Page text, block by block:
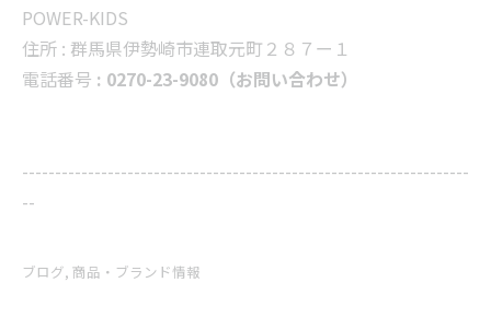
POWER-KIDS
住所 : 群馬県伊勢崎市連取元町２８７ー１
電話番号 : 0270-23-9080（お問い合わせ）
--------------------------------------------------------------------
--
ブログ 商品・ブランド情報